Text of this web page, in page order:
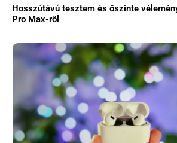
Hosszútávú tesztem és őszinte
Pro Max-ről